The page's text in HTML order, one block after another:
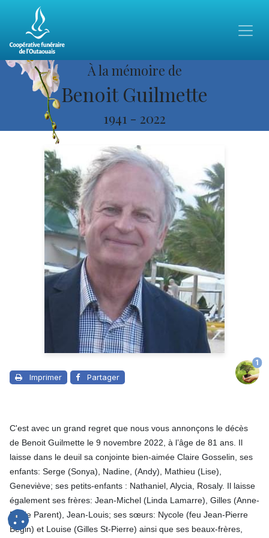
À la mémoire de
Benoit Guilmette
1941 - 2022
Imprimer Partager
1
C'est avec un grand regret que nous vous annonçons le décès
de Benoit Guilmette le 9 novembre 2022, à l’âge de 81 ans. Il
laisse dans le deuil sa conjointe bien-aimée Claire Gosselin, ses
enfants: Serge (Sonya), Nadine, (Andy), Mathieu (Lise),
Geneviève; ses petits-enfants : Nathaniel, Alycia, Rosaly. Il laisse
également ses frères: Jean-Michel (Linda Lamarre), Gilles (Anne-
Marie Parent), Jean-Louis; ses sœurs: Nycole (feu Jean-Pierre
Bégin) et Louise (Gilles St-Pierre) ainsi que ses beaux-frères,